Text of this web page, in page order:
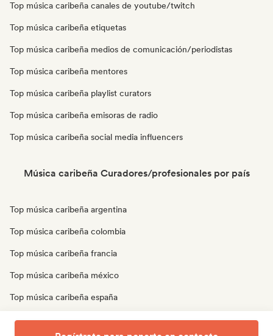
Top música caribeña canales de youtube/twitch
Top música caribeña etiquetas
Top música caribeña medios de comunicación/periodistas
Top música caribeña mentores
Top música caribeña playlist curators
Top música caribeña emisoras de radio
Top música caribeña social media influencers
Música caribeña Curadores/profesionales por país
Top música caribeña argentina
Top música caribeña colombia
Top música caribeña francia
Top música caribeña méxico
Top música caribeña españa
Top música caribeña reino unido